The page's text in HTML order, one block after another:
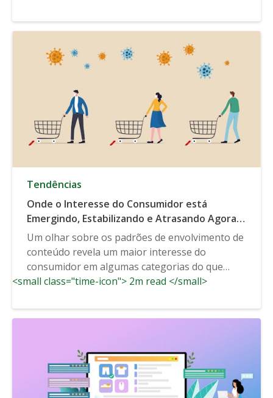
Tendências
Onde o Interesse do Consumidor está
Emergindo, Estabilizando e Atrasando Agora
Mesmo
Um olhar sobre os padrões de envolvimento de
conteúdo revela um maior interesse do
consumidor em algumas categorias do que
mesmo antes...
<small class="time-icon"> 2m read </small>